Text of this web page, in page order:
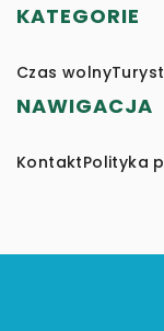
KATEGORIE
Czas wolny
NAWIGACJA
KontaktPolityka